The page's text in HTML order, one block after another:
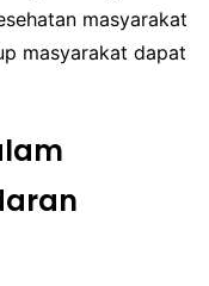
masyarakat
masyarakat dapat